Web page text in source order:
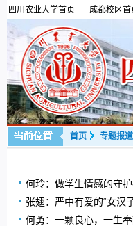
四川农业大学首页 成都校区首
首页 专题报道
何玲：做学生情感的守
张翅：严中有爱的“女汉
何勇：一颗良心，一生